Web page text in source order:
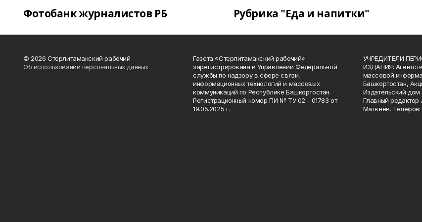
Фотобанк журналистов РБ Рубрика "Еда и напитки"
© 2026 Стерлитамакский рабочий
Об использовании персональных данных
Газета «Стерлитамакский рабочий»
зарегистрирована в Управлении Федеральной
службы по надзору в сфере связи,
информационных технологий и массовых
коммуникаций по Республике Башкортостан.
Регистрационный номер ПИ № ТУ 02 - 01783 от
19.05.2025 г.
УЧРЕДИТЕЛИ
ИЗДАНИЯ:
массовой
Башкортостан,
Издательский дом
Главный редактор
Матвеев. Телефон: